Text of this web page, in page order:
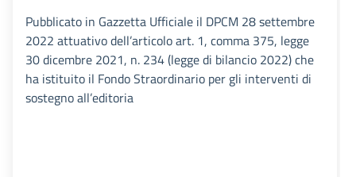
Pubblicato in Gazzetta Ufficiale il DPCM 28 settembre
2022 attuativo dell’articolo art. 1, comma 375, legge
30 dicembre 2021, n. 234 (legge di bilancio 2022) che
ha istituito il Fondo Straordinario per gli interventi di
sostegno all’editoria